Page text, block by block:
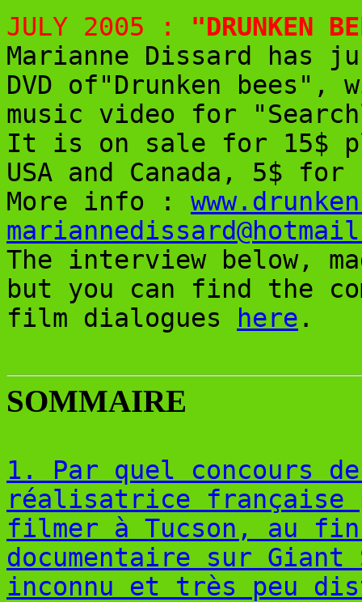
JULY 2005 : "DRUNKEN
Marianne Dissard has
DVD of"Drunken bees",
music video for
It is on sale for 15$
USA and Canada, 5$ for
More info :
The interview below,
but you can find the
film dialogues
here .
SOMMAIRE
1. Par quel concours
réalisatrice française
filmer à Tucson, au
documentaire sur Giant
inconnu et très peu